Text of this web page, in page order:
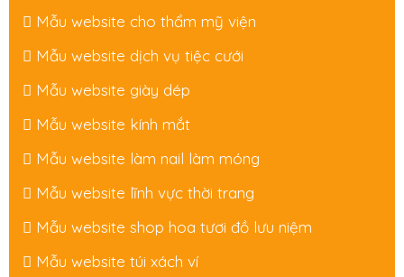
Mẫu website cho thẩm mỹ viện
Mẫu website dịch vụ tiệc cưới
Mẫu website giày dép
Mẫu website kính mắt
Mẫu website làm nail làm móng
Mẫu website lĩnh vực thời trang
Mẫu website shop hoa tươi đồ lưu niệm
Mẫu website túi xách ví